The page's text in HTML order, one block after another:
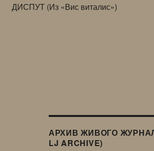
ДИСПУТ (Из «Вис виталис»)
АРХИВ ЖИВОГО
LJ ARCHIVE)